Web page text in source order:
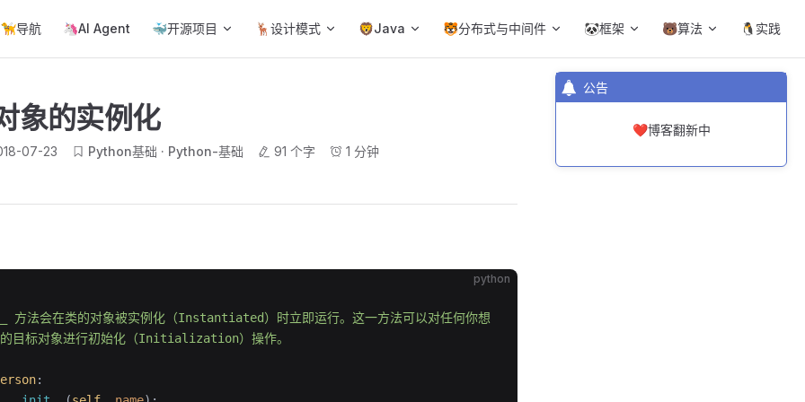
公告
❤️博客翻新中
🦮导航 🦄AI Agent 🐳开源项目 🦌设计模式 🦁Java 🐯分布式与中间件 🐼框架 🐻算法 🐧实践
象的实例化
07-23 Python基础 Python-基础 91 个字 1 分钟
python
法会在类的对象被实例化（Instantiated）时立即运行。这一方法可以对任何你想
的目标对象进行初始化（Initialization）操作。
: